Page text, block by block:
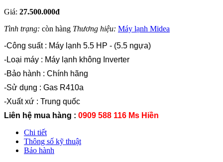
Giá: 27.500.000đ
Tình trạng: còn hàng Thương hiệu: Máy lạnh Midea
-Công suất : Máy lạnh 5.5 HP - (5.5 ngựa)
-Loại máy : Máy lạnh không Inverter
-Bảo hành : Chính hãng
-Sử dụng : Gas R410a
-Xuất xứ : Trung quốc
Liên hệ mua hàng : 0909 588 116 Ms Hiền
Chi tiết
Thông số kỹ thuật
Bảo hành